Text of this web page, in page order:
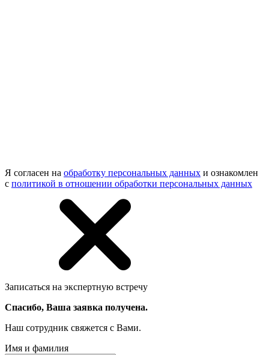
Я согласен на обработку персональных данных и ознакомлен
с политикой в отношении обработки персональных данных
Записаться на экспертную встречу
Спасибо, Ваша заявка получена.
Наш сотрудник свяжется с Вами.
Имя и фамилия